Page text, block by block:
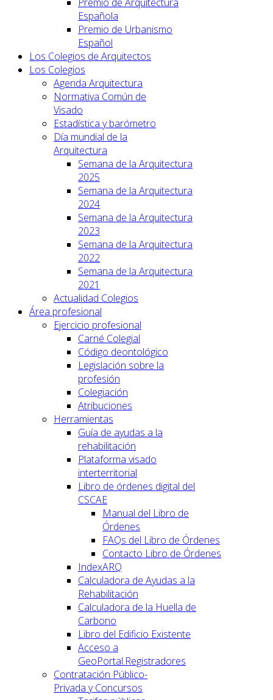
Española
Premio de Urbanismo
Español
Los Colegios de Arquitectos
Los Colegios
Agenda Arquitectura
Normativa Común de
Visado
Estadística y barómetro
Día mundial de la
Arquitectura
Semana de la Arquitectura
2025
Semana de la Arquitectura
2024
Semana de la Arquitectura
2023
Semana de la Arquitectura
2022
Semana de la Arquitectura
2021
Actualidad Colegios
Área profesional
Ejercicio profesional
Carné Colegial
Código deontológico
Legislación sobre la
profesión
Colegiación
Atribuciones
Herramientas
Guía de ayudas a la
rehabilitación
Plataforma visado
interterritorial
Libro de órdenes digital del
CSCAE
Manual del Libro de
Órdenes
FAQs del Libro de Órdenes
Contacto Libro de Órdenes
IndexARQ
Calculadora de Ayudas a la
Rehabilitación
Calculadora de la Huella de
Carbono
Libro del Edificio Existente
Acceso a
GeoPortal.Registradores
Contratación Público-
Privada y Concursos